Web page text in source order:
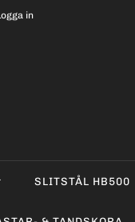
in
SLITSTÅL HB500